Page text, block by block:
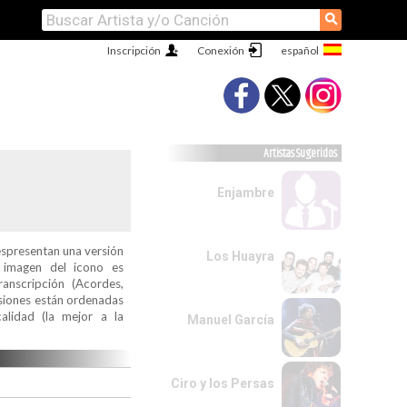
⚲
Conexión
Inscripción
una versión
del icono es
(Acordes,
están ordenadas
(la mejor a la
Artistas Sugeridos
Enjambre
Los Huayra
Manuel García
Ciro y los Persas